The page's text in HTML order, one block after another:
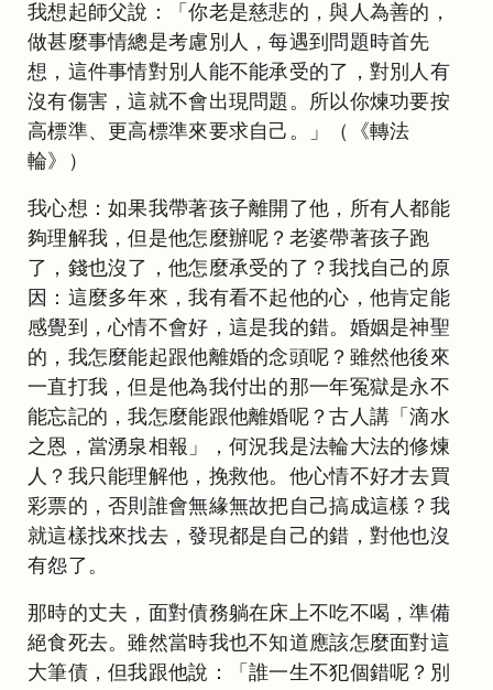
我想起師父說：「你老是慈悲的，與人為善的，
做甚麼事情總是考慮別人，每遇到問題時首先
想，這件事情對別人能不能承受的了，對別人有
沒有傷害，這就不會出現問題。所以你煉功要按
高標準、更高標準來要求自己。」（《轉法
輪》）
我心想：如果我帶著孩子離開了他，所有人都能
夠理解我，但是他怎麼辦呢？老婆帶著孩子跑
了，錢也沒了，他怎麼承受的了？我找自己的原
因：這麼多年來，我有看不起他的心，他肯定能
感覺到，心情不會好，這是我的錯。婚姻是神聖
的，我怎麼能起跟他離婚的念頭呢？雖然他後來
一直打我，但是他為我付出的那一年冤獄是永不
能忘記的，我怎麼能跟他離婚呢？古人講「滴水
之恩，當湧泉相報」，何況我是法輪大法的修煉
人？我只能理解他，挽救他。他心情不好才去買
彩票的，否則誰會無緣無故把自己搞成這樣？我
就這樣找來找去，發現都是自己的錯，對他也沒
有怨了。
那時的丈夫，面對債務躺在床上不吃不喝，準備
絕食死去。雖然當時我也不知道應該怎麼面對這
大筆債，但我跟他說：「誰一生不犯個錯呢？別